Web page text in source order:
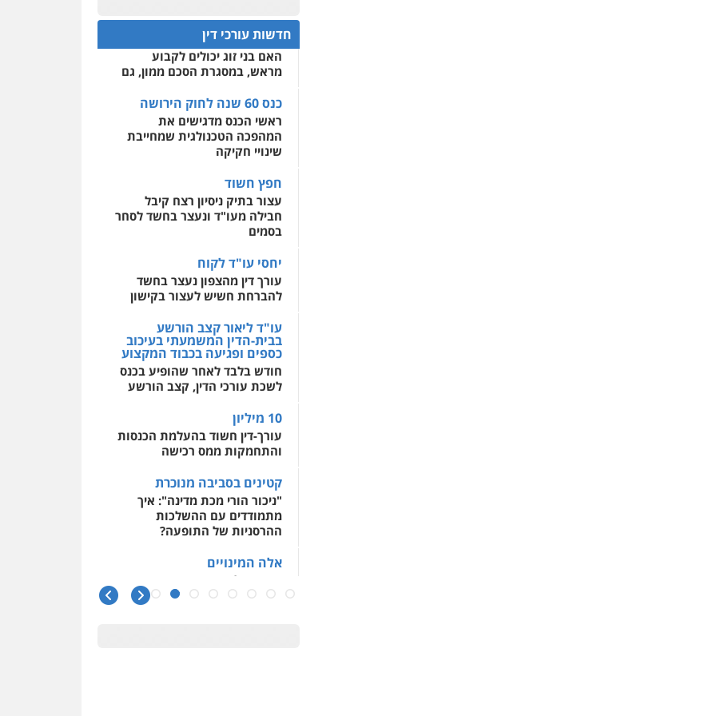
ומעצרים סייבר ניהול
משברים פליליים
0506355388
עו"ד דרוויש נאשף
פלילי פשיעה חמורה
אדם
0527448141
חליל ביאדי – משרד
עורכי דין
פלילי דיני תעבורה מעצרים
0509636895
עו"ד איהאב זבידאת
פשע עבירות המתה
עבירות מין
0509930581
פלילי
0523379525
עו"ד אליה חן ברק
פלילי פשיעה חמורה
וייצוג בחקירות ומעצרים
אסירים נוער
0525914163
עו"ד אריה פטר
לשעבר סגן מנהל המחלקה
0522508109
אחסון אתרים
מהירות הגנה גיבוי
לעורכי דין
מרכז התחלה חדשה
שירותים מקצועיים לעורכי
דין
0544500346
חדשות עורכי דין
המתח שבין חוק יחסי ממון
לבין חוק הירושה
האם בני זוג יכולים לקבוע
מראש, במסגרת הסכם ממון, גם
כנס 60 שנה לחוק הירושה
ראשי הכנס מדגישים את
המהפכה הטכנולגית שמחייבת
שינויי חקיקה
חפץ חשוד
עצור בתיק ניסיון רצח קיבל
חבילה מעו"ד ונעצר בחשד לסחר
בסמים
יחסי עו"ד לקוח
עורך דין מהצפון נעצר בחשד
להברחת חשיש לעצור בקישון
עו"ד ליאור קצב הורשע
בבית-הדין המשמעתי בעיכוב
כספים ופגיעה בכבוד המקצוע
חודש בלבד לאחר שהופיע בכנס
לשכת עורכי הדין, קצב הורשע
10 מיליון
עורך-דין חשוד בהעלמת הכנסות
והתחמקות ממס רכישה
קטינים בסביבה מנוכרת
"ניכור הורי מכת מדינה": איך
מתמודדים עם ההשלכות
ההרסניות של התופעה?
אלה המינויים
הוועדה לבחירת שופטים בחרה
26 שופטים ורשמים נוספים